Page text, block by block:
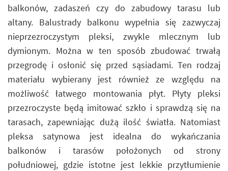
balkonów, zadaszeń czy do zabudowy tarasu lub
altany. Balustrady balkonu wypełnia się zazwyczaj
nieprzezroczystym pleksi, zwykle mlecznym lub
dymionym. Można w ten sposób zbudować trwałą
przegrodę i osłonić się przed sąsiadami. Ten rodzaj
materiału wybierany jest również ze względu na
możliwość łatwego montowania płyt. Płyty pleksi
przezroczyste będą imitować szkło i sprawdzą się na
tarasach, zapewniając dużą ilość światła. Natomiast
pleksa satynowa jest idealna do wykańczania
balkonów i tarasów położonych od strony
południowej, gdzie istotne jest lekkie przytłumienie